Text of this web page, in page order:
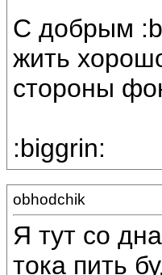
С добрым
жить
стороны
:biggrin:
obhodchik
Я тут со
тока пить